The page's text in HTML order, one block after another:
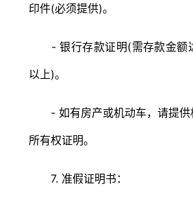
印件(必须提供)。
- 银行存款证明(需存款金额
以上)。
- 如有房产或机动车，请提供
所有权证明。
7. 准假证明书：